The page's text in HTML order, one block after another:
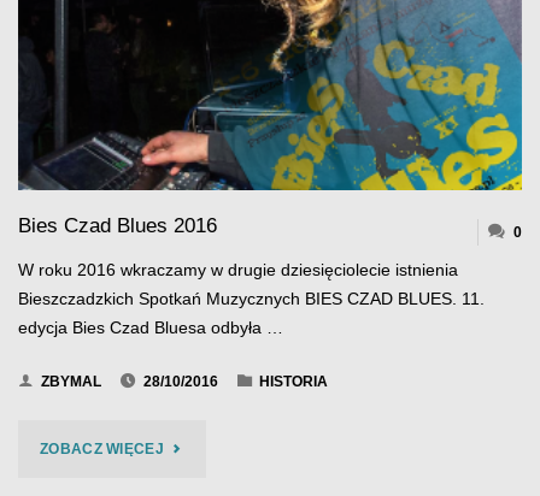
Bies Czad Blues 2016 0
W roku 2016 wkraczamy w drugie dziesięciolecie istnienia
Bieszczadzkich Spotkań Muzycznych BIES CZAD BLUES. 11.
edycja Bies Czad Bluesa odbyła …
ZBYMAL 28/10/2016 HISTORIA
ZOBACZ WIĘCEJ"BIES